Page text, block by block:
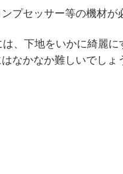
プセッサー等の機材が
、下地をいかに綺麗に
なかなか難しいでしょ